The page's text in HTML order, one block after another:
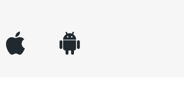
appleinc android